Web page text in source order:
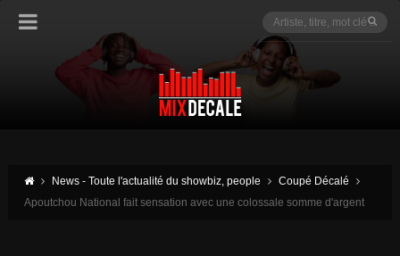
News - Toute l'actualité du showbiz, people
Coupé Décalé
Apoutchou National fait sensation avec une colossale somme d'argent